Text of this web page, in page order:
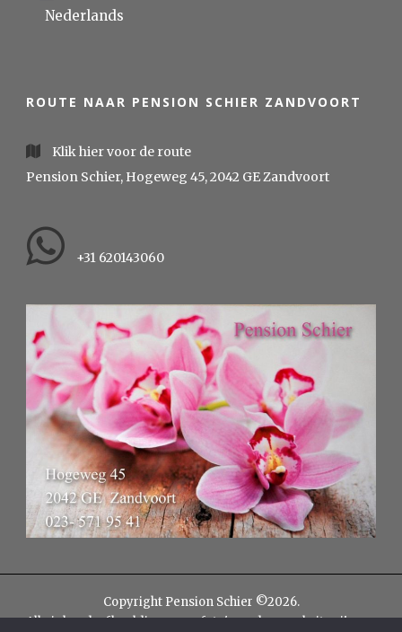
Nederlands
ROUTE NAAR PENSION SCHIER ZANDVOORT
Klik hier voor de route
Pension Schier, Hogeweg 45, 2042 GE Zandvoort
+31 620143060
Copyright Pension Schier ©2026.